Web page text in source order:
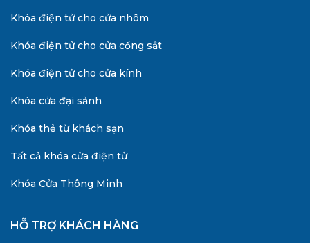
Khóa điện tử cho cửa nhôm
Khóa điện tử cho cửa cổng sắt
Khóa điện tử cho cửa kính
Khóa cửa đại sảnh
Khóa thẻ từ khách sạn
Tất cả khóa cửa điện tử
Khóa Cửa Thông Minh
HỖ TRỢ KHÁCH HÀNG